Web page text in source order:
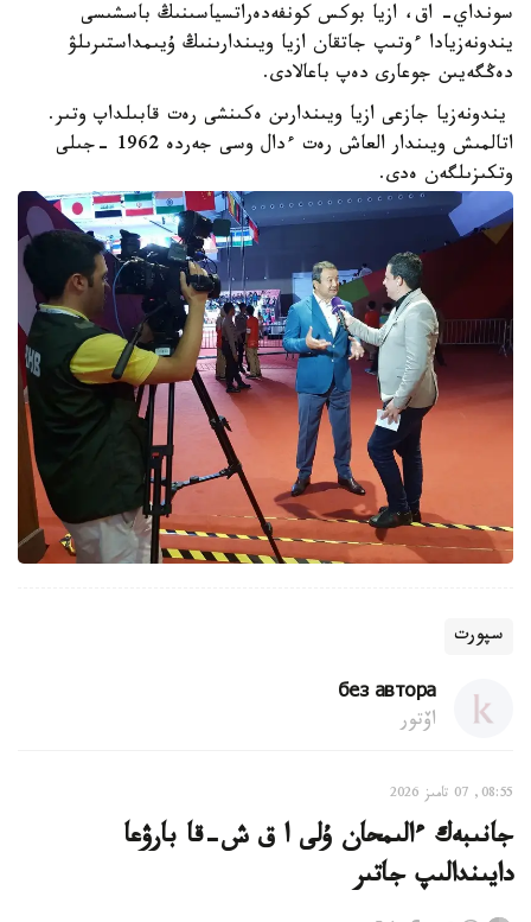
سونداي- اق، ازيا بوكس كونفەدەراتسياسىنىڭ باسشىسى
يندونەزيادا ءوتىپ جاتقان ازيا ويىندارىنىڭ ۇيىمداستىرىلۋ
دەڭگەيىن جوعارى دەپ باعالادى.
يندونەزيا جازعى ازيا ويىندارىن ەكىنشى رەت قابىلداپ وتىر.
اتالمىش ويىندار العاش رەت ءدال وسى جەردە 1962 -جىلى
وتكىزىلگەن ەدى.
سپورت
без автора
اۆتور
08:55, 07 تامىز 2026
جانىبەك ءالىمحان ۇلى ا ق ش-قا بارۋعا
دايىندالىپ جاتىر